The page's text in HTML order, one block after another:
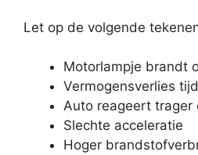
Let op de volgende
Motorlampje brandt
Vermogensverlies
Auto reageert trager
Slechte acceleratie
Hoger